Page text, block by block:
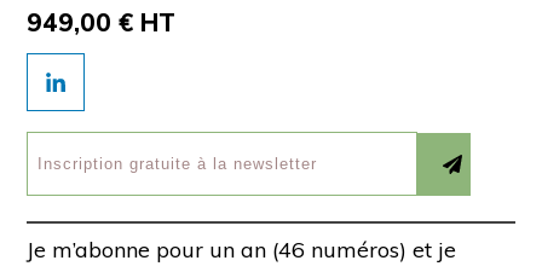
949,00 € HT
Je m’abonne pour un an (46 numéros) et je